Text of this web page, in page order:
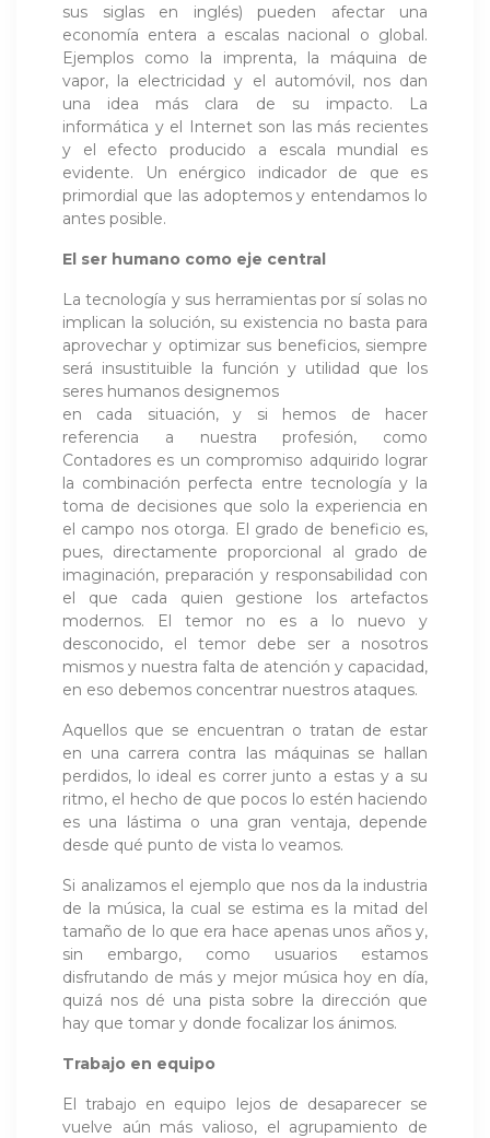
sus siglas en inglés) pueden afectar una
economía entera a escalas nacional o global.
Ejemplos como la imprenta, la máquina de
vapor, la electricidad y el automóvil, nos dan
una idea más clara de su impacto. La
informática y el Internet son las más recientes
y el efecto producido a escala mundial es
evidente. Un enérgico indicador de que es
primordial que las adoptemos y entendamos lo
antes posible.
El ser humano como eje central
La tecnología y sus herramientas por sí solas no
implican la solución, su existencia no basta para
aprovechar y optimizar sus beneficios, siempre
será insustituible la función y utilidad que los
seres humanos designemos
en cada situación, y si hemos de hacer
referencia a nuestra profesión, como
Contadores es un compromiso adquirido lograr
la combinación perfecta entre tecnología y la
toma de decisiones que solo la experiencia en
el campo nos otorga. El grado de beneficio es,
pues, directamente proporcional al grado de
imaginación, preparación y responsabilidad con
el que cada quien gestione los artefactos
modernos. El temor no es a lo nuevo y
desconocido, el temor debe ser a nosotros
mismos y nuestra falta de atención y capacidad,
en eso debemos concentrar nuestros ataques.
Aquellos que se encuentran o tratan de estar
en una carrera contra las máquinas se hallan
perdidos, lo ideal es correr junto a estas y a su
ritmo, el hecho de que pocos lo estén haciendo
es una lástima o una gran ventaja, depende
desde qué punto de vista lo veamos.
Si analizamos el ejemplo que nos da la industria
de la música, la cual se estima es la mitad del
tamaño de lo que era hace apenas unos años y,
sin embargo, como usuarios estamos
disfrutando de más y mejor música hoy en día,
quizá nos dé una pista sobre la dirección que
hay que tomar y donde focalizar los ánimos.
Trabajo en equipo
El trabajo en equipo lejos de desaparecer se
vuelve aún más valioso, el agrupamiento de